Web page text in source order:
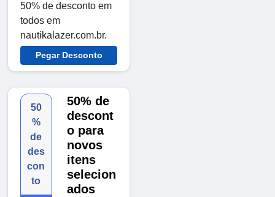
50% de desconto em
todos em
nautikalazer.com.br.
Pegar Desconto
50
%
de
des
con
to
50% de
descont
o para
novos
itens
selecion
ados